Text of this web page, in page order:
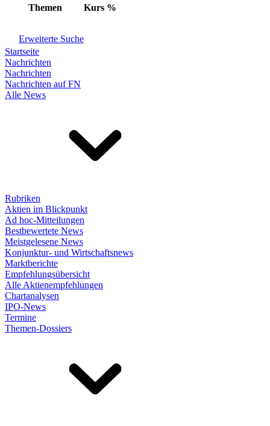
Themen Kurs %
Erweiterte Suche
Startseite
Nachrichten
Nachrichten
Nachrichten auf FN
Alle News
Rubriken
Aktien im Blickpunkt
Ad hoc-Mitteilungen
Bestbewertete News
Meistgelesene News
Konjunktur- und Wirtschaftsnews
Marktberichte
Empfehlungsübersicht
Alle Aktienempfehlungen
Chartanalysen
IPO-News
Termine
Themen-Dossiers